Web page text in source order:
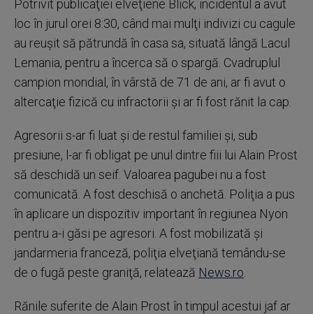
Potrivit publicaţiei elveţiene Blick, incidentul a avut
loc în jurul orei 8:30, când mai mulţi indivizi cu cagule
au reuşit să pătrundă în casa sa, situată lângă Lacul
Lemania, pentru a încerca să o spargă. Cvadruplul
campion mondial, în vârstă de 71 de ani, ar fi avut o
altercaţie fizică cu infractorii şi ar fi fost rănit la cap.
Agresorii s-ar fi luat şi de restul familiei şi, sub
presiune, l-ar fi obligat pe unul dintre fiii lui Alain Prost
să deschidă un seif. Valoarea pagubei nu a fost
comunicată. A fost deschisă o anchetă. Poliţia a pus
în aplicare un dispozitiv important în regiunea Nyon
pentru a-i găsi pe agresori. A fost mobilizată şi
jandarmeria franceză, poliţia elveţiană temându-se
de o fugă peste graniţă, relatează News.ro
Rănile suferite de Alain Prost în timpul acestui jaf ar